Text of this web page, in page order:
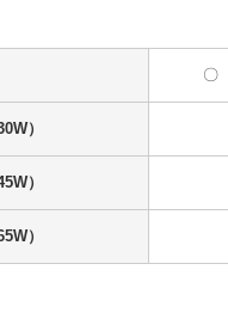
〇
）
）
）